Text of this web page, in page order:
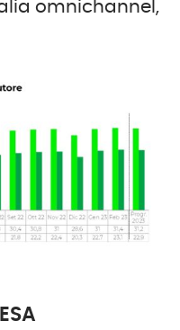
omnichannel,